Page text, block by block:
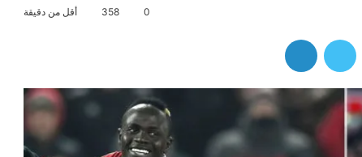
0
358 أقل من دقيقة